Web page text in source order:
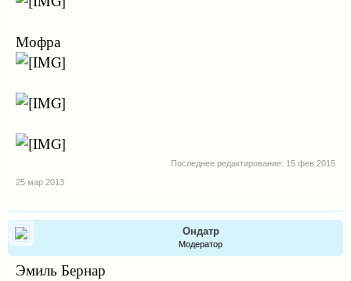
Мофра
Последнее редактирование: 15 фев 2015
25 мар 2013
Ондатр
Модератор
Эмиль Бернар